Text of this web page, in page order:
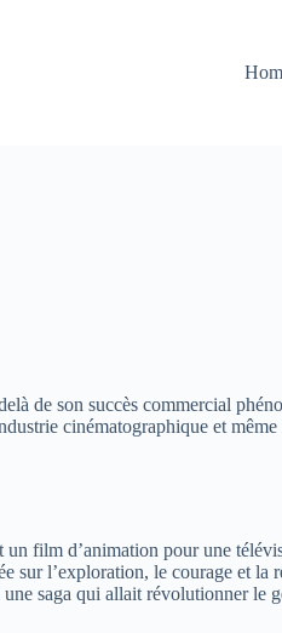
de son succès commercial
cinématographique et
film d’animation pour une
sur l’exploration, le courage et
une saga qui allait révolutionner le